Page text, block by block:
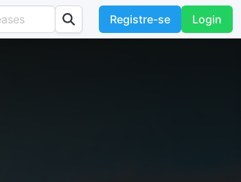
Registre-se Login